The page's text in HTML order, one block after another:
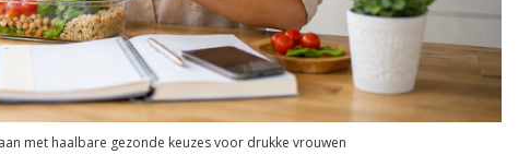
met haalbare gezonde keuzes voor drukke vrouwen